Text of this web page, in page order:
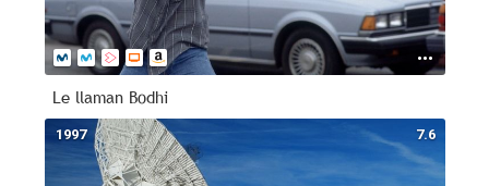
Le llaman Bodhi
7.6
1997